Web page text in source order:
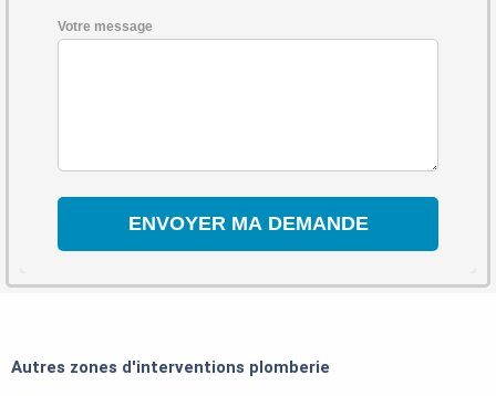
Votre message
Autres zones d'interventions plomberie